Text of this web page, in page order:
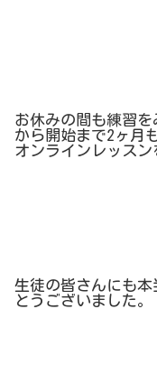
お休みの間も練習
から開始まで2 ヶ月
オンラインレッスン
生徒の皆さんにも
とうございました。